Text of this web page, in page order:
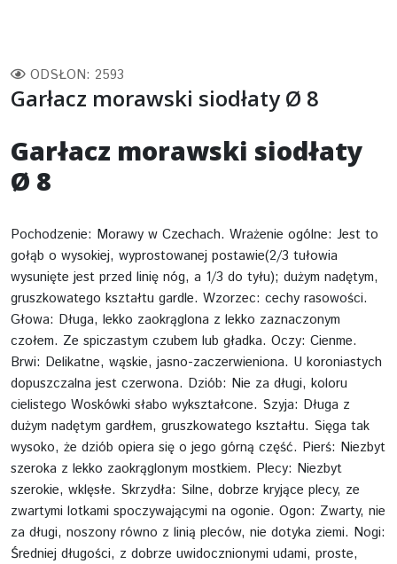
ODSŁON: 2593
Garłacz morawski siodłaty Ø 8
Garłacz morawski siodłaty
Ø 8
Pochodzenie: Morawy w Czechach. Wrażenie ogólne: Jest to
gołąb o wysokiej, wyprostowanej postawie(2/3 tułowia
wysunięte jest przed linię nóg, a 1/3 do tyłu); dużym nadętym,
gruszkowatego kształtu gardle. Wzorzec: cechy rasowości.
Głowa: Długa, lekko zaokrąglona z lekko zaznaczonym
czołem. Ze spiczastym czubem lub gładka. Oczy: Cienme.
Brwi: Delikatne, wąskie, jasno-zaczerwieniona. U koroniastych
dopuszczalna jest czerwona. Dziób: Nie za długi, koloru
cielistego Woskówki słabo wykształcone. Szyja: Długa z
dużym nadętym gardłem, gruszkowatego kształtu. Sięga tak
wysoko, że dziób opiera się o jego górną część. Pierś: Niezbyt
szeroka z lekko zaokrąglonym mostkiem. Plecy: Niezbyt
szerokie, wklęsłe. Skrzydła: Silne, dobrze kryjące plecy, ze
zwartymi lotkami spoczywającymi na ogonie. Ogon: Zwarty, nie
za długi, noszony równo z linią pleców, nie dotyka ziemi. Nogi:
Średniej długości, z dobrze uwidocznionymi udami, proste,